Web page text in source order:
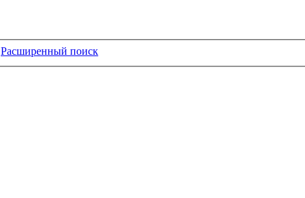
Расширенный поиск